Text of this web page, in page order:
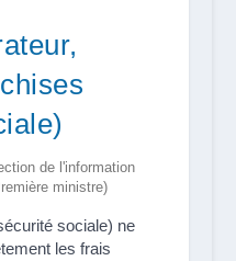
de l'information
ministre)
sociale) ne
les frais